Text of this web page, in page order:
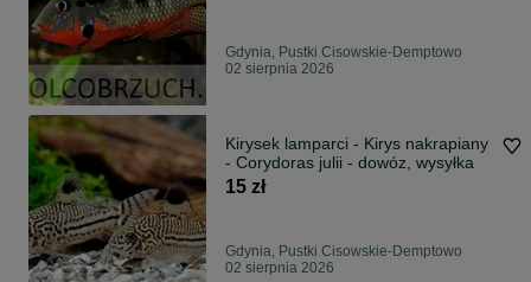
Gdynia, Pustki Cisowskie-Demptowo
02 sierpnia 2026
Kirysek lamparci - Kirys nakrapiany
- Corydoras julii - dowóz, wysyłka
15 zł
Gdynia, Pustki Cisowskie-Demptowo
02 sierpnia 2026